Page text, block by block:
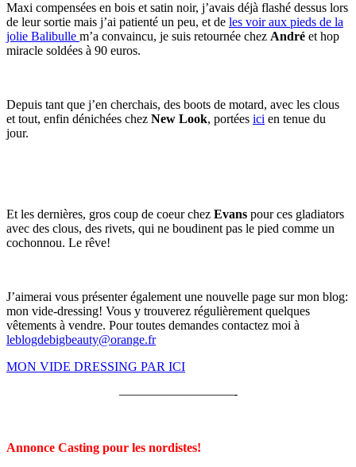
Maxi compensées en bois et satin noir, j’avais déjà flashé dessus lors
de leur sortie mais j’ai patienté un peu, et de les voir aux pieds de la
jolie Balibulle m’a convaincu, je suis retournée chez André et hop
miracle soldées à 90 euros.
Depuis tant que j’en cherchais, des boots de motard, avec les clous
et tout, enfin dénichées chez New Look, portées ici en tenue du
jour.
Et les dernières, gros coup de coeur chez Evans pour ces gladiators
avec des clous, des rivets, qui ne boudinent pas le pied comme un
cochonnou. Le rêve!
J’aimerai vous présenter également une nouvelle page sur mon blog:
mon vide-dressing! Vous y trouverez régulièrement quelques
vêtements à vendre. Pour toutes demandes contactez moi à
leblogdebigbeauty@orange.fr
MON VIDE DRESSING PAR ICI
—————————-
Annonce Casting pour les nordistes!